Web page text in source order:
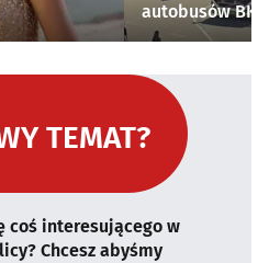
autobusów
TEMAT?
coś interesującego w
Chcesz abyśmy